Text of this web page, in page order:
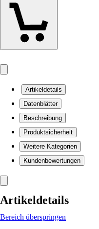
Artikeldetails
Datenblätter
Beschreibung
Produktsicherheit
Weitere Kategorien
Kundenbewertungen
Artikeldetails
Bereich überspringen